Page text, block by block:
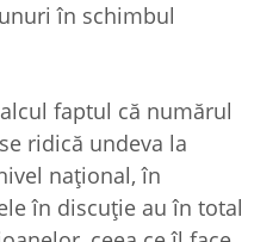
în schimbul
faptul că numărul
ridică undeva la
național, în
în discuție au în total